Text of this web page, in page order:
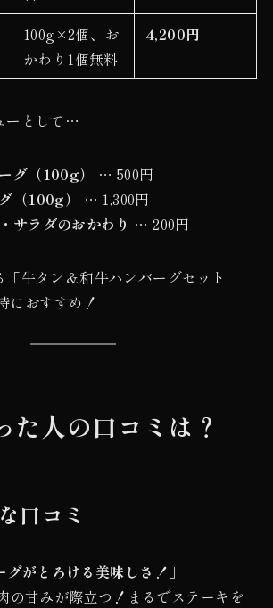
100g×2個、お
かわり1個無料
4,200円
ーとして…
グ（100g）
… 500円
（100g）
… 1,300円
サラダのおかわり … 200円
牛タン＆和牛ハンバーグセット
におすすめ！
た人の口コミは？
口コミ
グがとろける美味しさ！」
甘みが際立つ！まるでステーキを